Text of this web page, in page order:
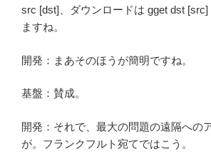
src [dst]、ダウンロードは gget dst
ますね。
開発：まあそのほうが簡明ですね。
基盤：賛成。
開発：それで、最大の問題の遠隔への
が。フランクフルト宛てではこう。